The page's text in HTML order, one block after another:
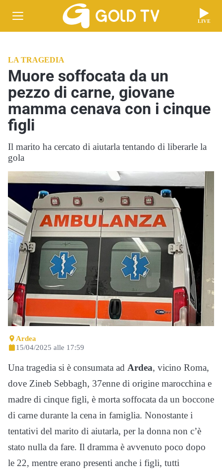
LIVE
LA TRAGEDIA
Muore soffocata da un
pezzo di carne, giovane
mamma cenava con i cinque
figli
Il marito ha cercato di aiutarla tentando di liberarle la
gola
Ardea
15/04/2025 alle 17:59
Una tragedia si è consumata ad Ardea, vicino Roma,
dove Zineb Sebbagh, 37enne di origine marocchina e
madre di cinque figli, è morta soffocata da un boccone
di carne durante la cena in famiglia. Nonostante i
tentativi del marito di aiutarla, per la donna non c’è
stato nulla da fare. Il dramma è avvenuto poco dopo
le 22, mentre erano presenti anche i figli, tutti